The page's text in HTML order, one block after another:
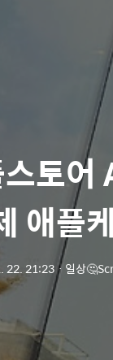
토어
애플
22. 21:23ㆍ일상